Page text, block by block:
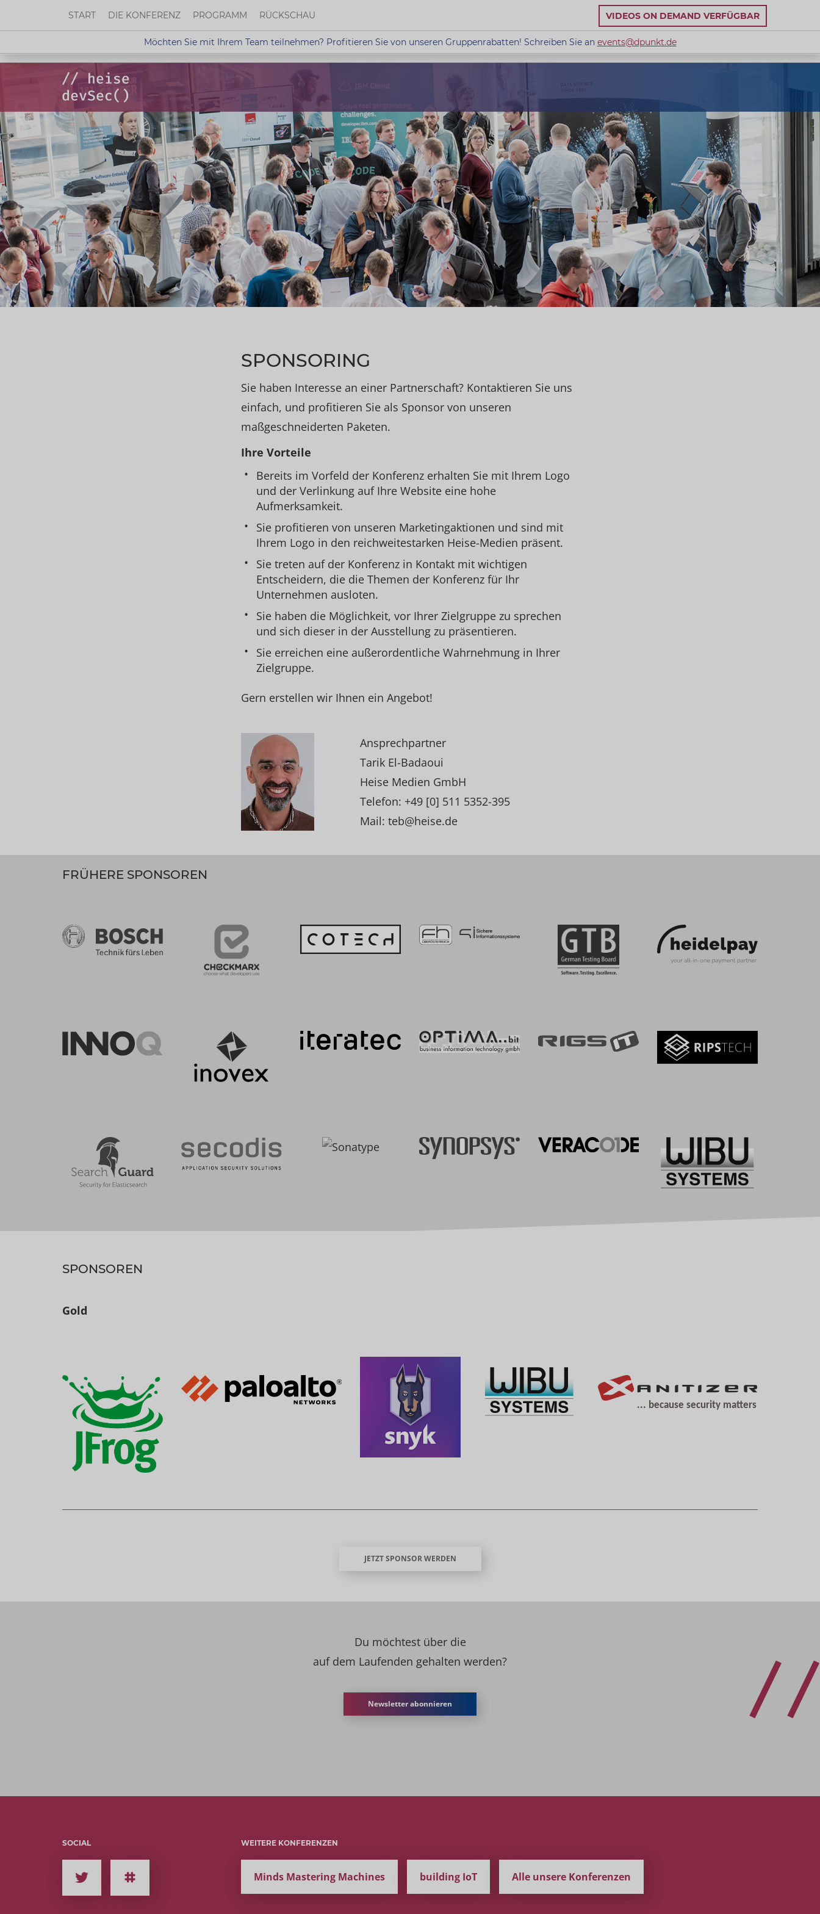
START DIE KONFERENZ PROGRAMM RÜCKSCHAU VIDEOS ON DEMAND VERFÜGBAR
Möchten Sie mit Ihrem Team teilnehmen? Profitieren Sie von unseren Gruppenrabatten! Schreiben Sie an events@dpunkt.de
Möchten Sie mit Ihrem Team teilnehmen? Profitieren Sie von unseren Gruppenrabatten! Schreiben Sie anevents@dpunkt.de
SPONSORING
Sie haben Interesse an einer Partnerschaft? Kontaktieren Sie uns
einfach, und profitieren Sie als Sponsor von unseren
maßgeschneiderten Paketen.
Ihre Vorteile
Bereits im Vorfeld der Konferenz erhalten Sie mit Ihrem Logo
und der Verlinkung auf Ihre Website eine hohe
Aufmerksamkeit.
Sie profitieren von unseren Marketingaktionen und sind mit
Ihrem Logo in den reichweitestarken Heise-Medien präsent.
Sie treten auf der Konferenz in Kontakt mit wichtigen
Entscheidern, die die Themen der Konferenz für Ihr
Unternehmen ausloten.
Sie haben die Möglichkeit, vor Ihrer Zielgruppe zu sprechen
und sich dieser in der Ausstellung zu präsentieren.
Sie erreichen eine außerordentliche Wahrnehmung in Ihrer
Zielgruppe.
Gern erstellen wir Ihnen ein Angebot!
Ansprechpartner
Tarik El-Badaoui
Heise Medien GmbH
Telefon: +49 [0] 511 5352-395
Mail: teb@heise.de
FRÜHERE SPONSOREN
SPONSOREN
Gold
JETZT SPONSOR WERDEN
Du möchtest über die
auf dem Laufenden gehalten werden?
Newsletter abonnieren
SOCIAL WEITERE KONFERENZEN
Minds Mastering Machines building IoT Alle unsere Konferenzen